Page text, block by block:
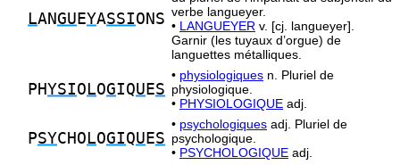
LANGU EYASSIONS verbe langueyer.
• LANGUEYER v. [cj. langueyer].
Garnir (les tuyaux d’orgue) de
languettes métalliques.
PHYSIO LOGIQU ES
• physiologiques n. Pluriel de
physiologique.
• PHYSIOLOGIQUE adj.
PSYCHO LOGIQU ES
• psychologiques adj. Pluriel de
psychologique.
• PSYCHOLOGIQUE adj.